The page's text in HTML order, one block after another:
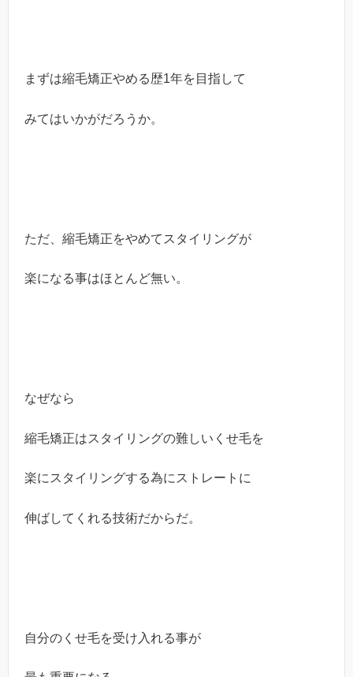
まずは縮毛矯正やめる歴1年を目指して
みてはいかがだろうか。
ただ、縮毛矯正をやめてスタイリングが
楽になる事はほとんど無い。
なぜなら
縮毛矯正はスタイリングの難しいくせ毛を
楽にスタイリングする為にストレートに
伸ばしてくれる技術だからだ。
自分のくせ毛を受け入れる事が